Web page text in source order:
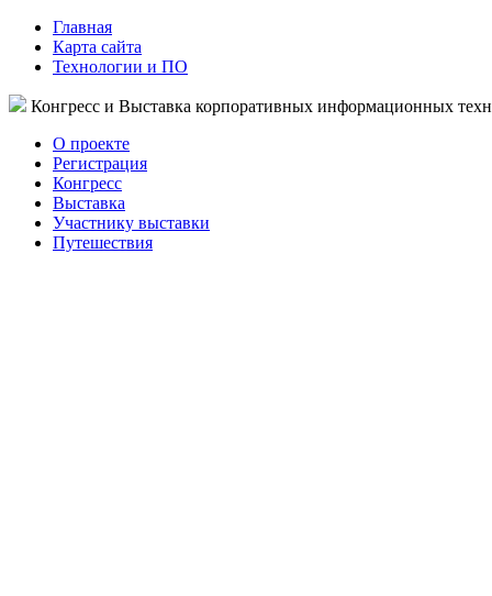
Главная
Карта сайта
Технологии и ПО
Конгресс и Выставка корпоративных информационных
О проекте
Регистрация
Конгресс
Выставка
Участнику выставки
Путешествия